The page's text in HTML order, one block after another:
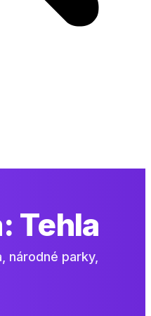
Tehla
národné parky,